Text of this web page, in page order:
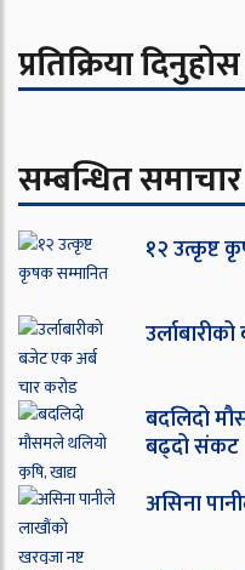
प्रतिक्रिया दिनुहोस
सम्बन्धित समाचार
१२ उत्कृष्ट
बदलिदो
बढ्दो संकट
असिना